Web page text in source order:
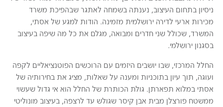
ניסיון בתחום העיצוב, נענתה בשמחה לאתגר שבהפיכת משרד
מכירות ארעי לדירה ירושלמית מזמינה. הודות למגע של אסתי,
המשרד, שכולל שני חדרים ומבואה, מגלם את כל מה שיפה בעיצוב
בסגנון ירושלמי.
החלל המרכזי, שבו יושבים היזמים עם הרוכשים הפוטנציאליים לקפה
ועוגה, תוך עיון בתוכניות ומענה על שאלות, מציג את בחירותיה של
אסתי במלוא תפארתן. גולת הכותרת של החלל הוא אי גדול שעשוי
ממשטח פורצלן מבית אבן קיסר שגולש עד לרצפה, בעיצוב מונוליטי